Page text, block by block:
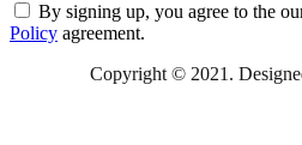
By signing up, you agree to the
Policy agreement.
Copyright © 2021.